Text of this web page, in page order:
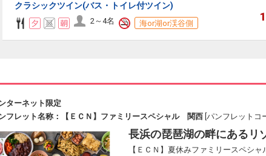
クラシックツイン(バス・トイレ付ツイン)
2～4名 海or湖or渓谷側
ターネット限定
フレット名称：【ＥＣＮ】ファミリースペシャル 関西 [パンフレットコ
長浜の琵琶湖の畔にあるリ
【ＥＣＮ】夏休みファミリースペシ